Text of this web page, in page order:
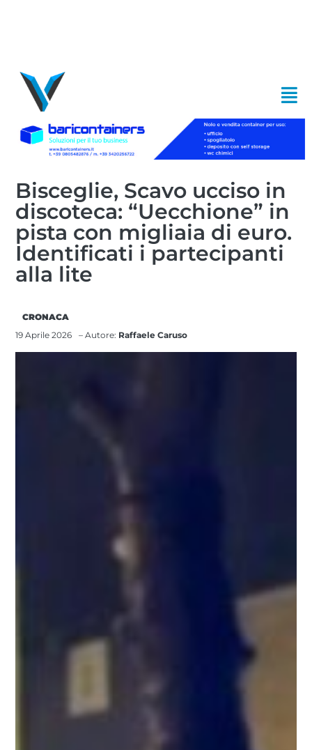
Bisceglie, Scavo ucciso in
discoteca: “Uecchione” in
pista con migliaia di euro.
Identificati i partecipanti
alla lite
CRONACA
19 Aprile 2026
– Autore: Raffaele Caruso